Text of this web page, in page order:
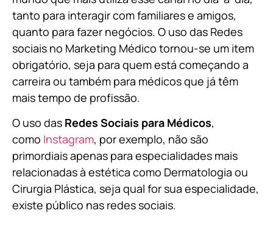
tanto para interagir com familiares e amigos,
quanto para fazer negócios. O uso das Redes
sociais no Marketing Médico tornou-se um item
obrigatório, seja para quem está começando a
carreira ou também para médicos que já têm
mais tempo de profissão.
O uso das Redes Sociais para Médicos,
como Instagram, por exemplo, não são
primordiais apenas para especialidades mais
relacionadas à estética como Dermatologia ou
Cirurgia Plástica, seja qual for sua especialidade,
existe público nas redes sociais.